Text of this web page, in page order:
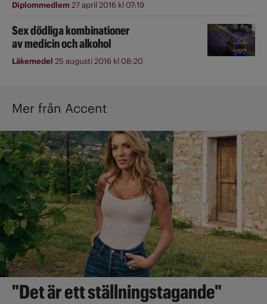
Diplommedlem27 april 2016 kl 07:19
Sex dödliga kombinationer
av medicin och alkohol
Läkemedel 25 augusti 2016 kl 08:20
Mer från Accent
"Det är ett ställningstagande"